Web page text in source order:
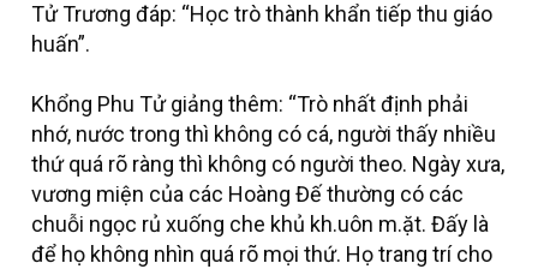
Tử Trương đáp: “Học trò thành khẩn tiếp thu giáo
huấn”.
Khổng Phu Tử giảng thêm: “Trò nhất định phải
nhớ, nước trong thì không có cá, người thấy nhiều
thứ quá rõ ràng thì không có người theo. Ngày xưa,
vương miện của các Hoàng Đế thường có các
chuỗi ngọc rủ xuống che khủ kh.uôn m.ặt. Đấy là
để họ không nhìn quá rõ mọi thứ. Họ trang trí cho